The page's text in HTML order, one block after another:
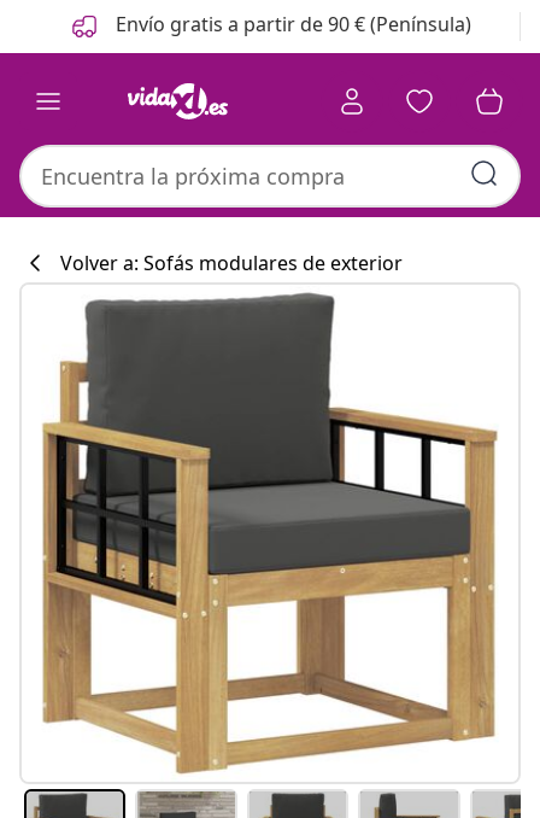
Anterior
Siguiente Envío gratis a partir de 90 € (Península)
#sharemevidaxl
Volver a: Sofás modulares de exterior